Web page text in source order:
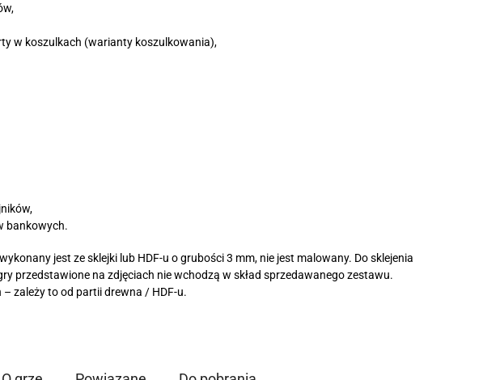
w koszulkach (warianty koszulkowania),
bankowych.
jest ze sklejki lub HDF-u o grubości 3 mm, nie jest malowany. Do sklejenia
przedstawione na zdjęciach nie wchodzą w skład sprzedawanego zestawu.
zależy to od partii drewna / HDF-u.